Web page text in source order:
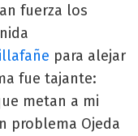
fuerza los
para alejar
fue tajante:
metan a mi
problema Ojeda